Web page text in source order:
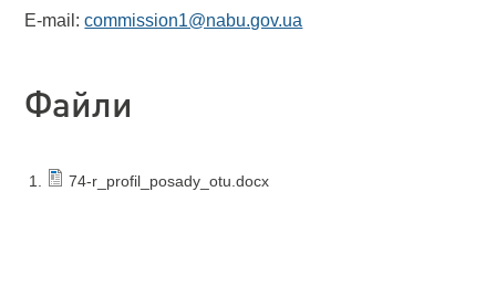
E-mail:commission1@nabu.gov.ua
Файли
74-r_profil_posady_otu.docx